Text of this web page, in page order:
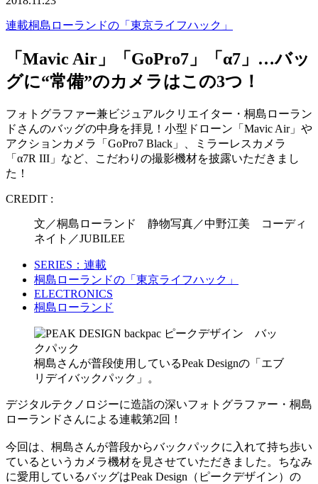
連載桐島ローランドの「東京ライフハック」
「Mavic Air」「GoPro7」「α7」…バッ
グに“常備”のカメラはこの3つ！
フォトグラファー兼ビジュアルクリエイター・桐島ローラン
ドさんのバッグの中身を拝見！小型ドローン「Mavic Air」や
アクションカメラ「GoPro7 Black」、ミラーレスカメラ
「α7R III」など、こだわりの撮影機材を披露いただきまし
た！
CREDIT :
文／桐島ローランド 静物写真／中野江美 コーディ
ネイト／JUBILEE
SERIES：連載
桐島ローランドの「東京ライフハック」
ELECTRONICS
桐島ローランド
桐島さんが普段使用しているPeak Designの「エブ
リデイバックパック」。
デジタルテクノロジーに造詣の深いフォトグラファー・桐島
ローランドさんによる連載第2回！
今回は、桐島さんが普段からバックパックに入れて持ち歩い
ているというカメラ機材を見させていただきました。ちなみ
に愛用しているバッグはPeak Design（ピークデザイン）の